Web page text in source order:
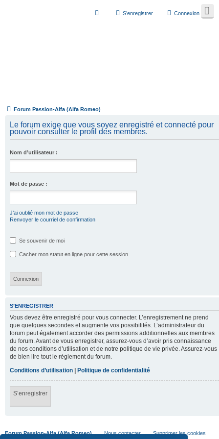
Connexion
S’enregistrer
Forum Passion-Alfa (Alfa Romeo)
Le forum exige que vous soyez enregistré et connecté pour
pouvoir consulter le profil des membres.
Nom d’utilisateur :
Mot de passe :
J’ai oublié mon mot de passe
Renvoyer le courriel de confirmation
Se souvenir de moi
Cacher mon statut en ligne pour cette session
S’ENREGISTRER
Vous devez être enregistré pour vous connecter. L’enregistrement ne prend
que quelques secondes et augmente vos possibilités. L’administrateur du
forum peut également accorder des permissions additionnelles aux membres
du forum. Avant de vous enregistrer, assurez-vous d’avoir pris connaissance
de nos conditions d’utilisation et de notre politique de vie privée. Assurez-vous
de bien lire tout le règlement du forum.
Conditions d’utilisation | Politique de confidentialité
S’enregistrer
Forum Passion-Alfa (Alfa Romeo) Nous contacter Supprimer les cookies